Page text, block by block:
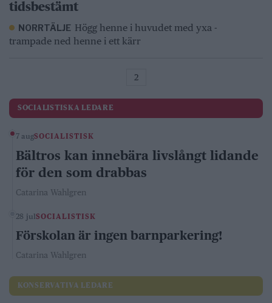
tidsbestämt
NORRTÄLJE Högg henne i huvudet med yxa -
trampade ned henne i ett kärr
2
SOCIALISTISKA LEDARE
7 augSOCIALISTISK
Bältros kan innebära livslångt lidande
för den som drabbas
Catarina Wahlgren
28 julSOCIALISTISK
Förskolan är ingen barnparkering!
Catarina Wahlgren
KONSERVATIVA LEDARE